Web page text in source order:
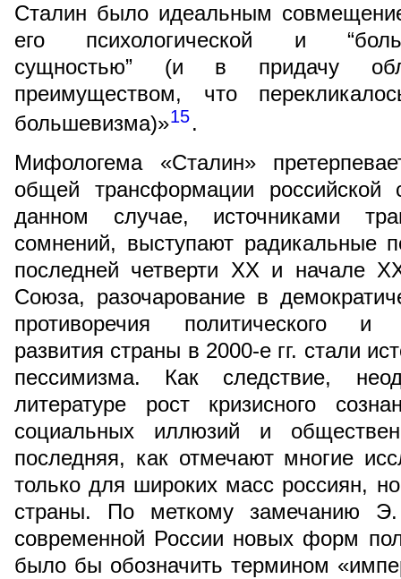
Сталин было идеальным
его психологической и
сущностью” (и в придачу
преимуществом, что
большевизма)»15.
Мифологема «Сталин»
общей трансформации
данном случае, источниками
сомнений, выступают радикальные
последней четверти XX и начале
Союза, разочарование в
противоречия политического и
развития страны в 2000-е гг. стали
пессимизма. Как следствие,
литературе рост кризисного
социальных иллюзий и
последняя, как отмечают многие
только для широких масс россиян,
страны. По меткому замечанию
современной России новых форм
было бы обозначить термином